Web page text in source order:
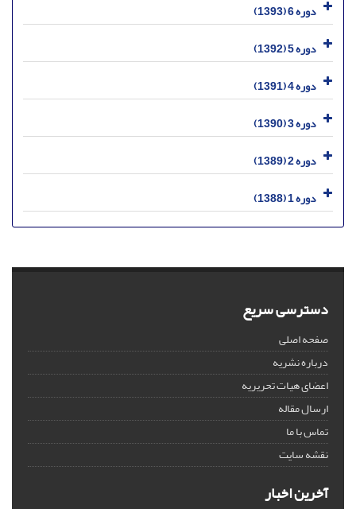
دوره 6 (1393)
دوره 5 (1392)
دوره 4 (1391)
دوره 3 (1390)
دوره 2 (1389)
دوره 1 (1388)
دسترسی سریع
صفحه اصلی
درباره نشریه
اعضای هیات تحریریه
ارسال مقاله
تماس با ما
نقشه سایت
آخرین اخبار